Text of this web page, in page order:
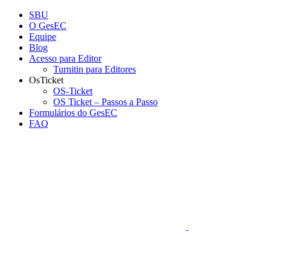
Conteúdo principal
SBU
O GesEC
Equipe
Blog
Acesso para Editor
Turnitin para Editores
OsTicket
OS-Ticket
OS Ticket – Passos a Passo
Formulários do GesEC
FAQ